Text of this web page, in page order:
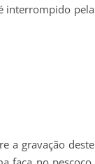
interrompido pela
a gravação deste